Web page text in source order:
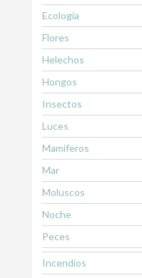
Ecología
Flores
Helechos
Hongos
Insectos
Luces
Mamiferos
Mar
Moluscos
Noche
Peces
Incendios